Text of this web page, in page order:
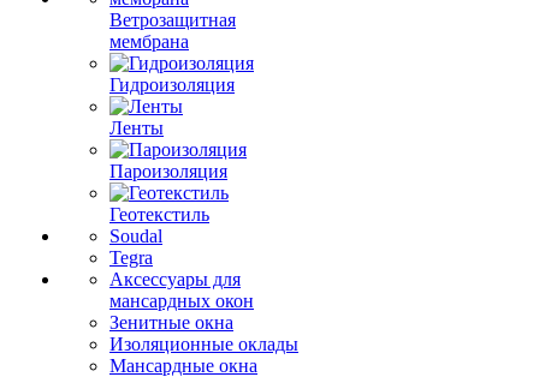
Ветрозащитная
мембрана
Гидроизоляция
Ленты
Пароизоляция
Геотекстиль
Soudal
Tegra
Аксессуары для
мансардных окон
Зенитные окна
Изоляционные оклады
Мансардные окна